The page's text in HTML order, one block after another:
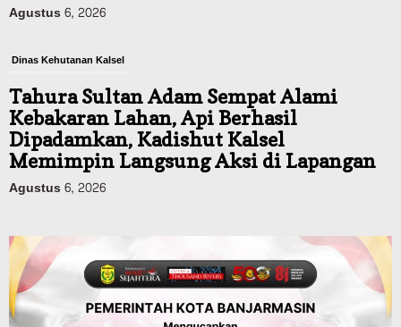
Agustus 6, 2026
Dinas Kehutanan Kalsel
Tahura Sultan Adam Sempat Alami
Kebakaran Lahan, Api Berhasil
Dipadamkan, Kadishut Kalsel
Memimpin Langsung Aksi di Lapangan
Agustus 6, 2026
Advertorial
Silaturahmi ke DPRD Balangan, Kapolres
AKBP Arif Mansyur Perkuat Koordinasi
Keamanan Daerah